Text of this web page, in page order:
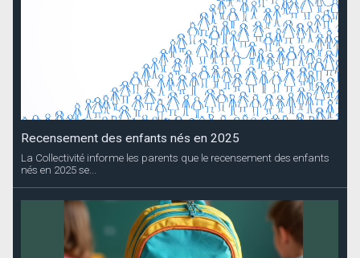
Recensement des enfants nés en 2025
La Collectivité informe les parents que le recensement des enfants
nés en 2025 se...